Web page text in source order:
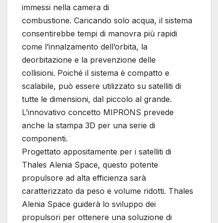
immessi nella camera di
combustione. Caricando solo acqua, il sistema
consentirebbe tempi di manovra più rapidi
come l’innalzamento dell’orbita, la
deorbitazione e la prevenzione delle
collisioni. Poiché il sistema è compatto e
scalabile, può essere utilizzato su satelliti di
tutte le dimensioni, dal piccolo al grande.
L’innovativo concetto MIPRONS prevede
anche la stampa 3D per una serie di
componenti.
Progettato appositamente per i satelliti di
Thales Alenia Space, questo potente
propulsore ad alta efficienza sarà
caratterizzato da peso e volume ridotti. Thales
Alenia Space guiderà lo sviluppo dei
propulsori per ottenere una soluzione di